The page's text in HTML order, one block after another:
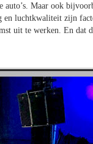
Maar ook
luchtkwaliteit zijn
uit te werken. En dat